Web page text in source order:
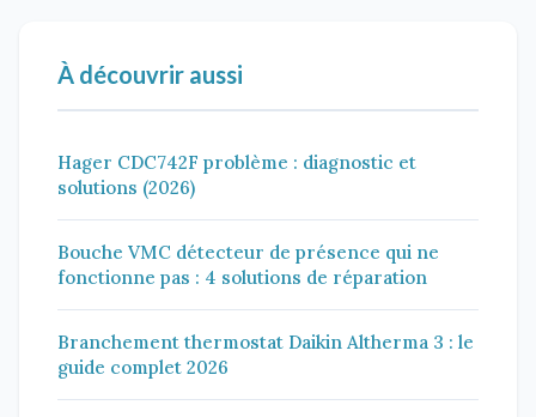
À découvrir aussi
Hager CDC742F problème : diagnostic et
solutions (2026)
Bouche VMC détecteur de présence qui ne
fonctionne pas : 4 solutions de réparation
Branchement thermostat Daikin Altherma 3 : le
guide complet 2026